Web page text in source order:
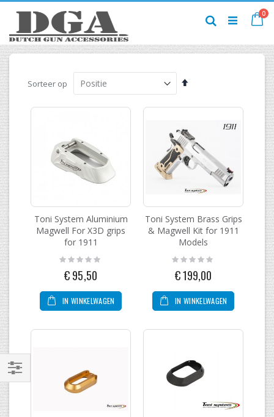
naar
de
inhoud
0
Zoek
Sorteer op
Van
Toni System Aluminium
Magwell For X3D grips
for 1911
Rating:
0%
€ 95,50
IN WINKELWAGEN
Toni System Brass Grips
& Magwell Kit for 1911
Models
Rating:
0%
€ 199,00
IN WINKELWAGEN
Filteren